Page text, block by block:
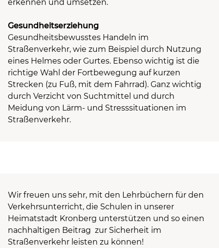
erkennen und umsetzen.
Gesundheitserziehung
Gesundheitsbewusstes Handeln im
Straßenverkehr, wie zum Beispiel durch Nutzung
eines Helmes oder Gurtes. Ebenso wichtig ist die
richtige Wahl der Fortbewegung auf kurzen
Strecken (zu Fuß, mit dem Fahrrad). Ganz wichtig
durch Verzicht von Suchtmittel und durch
Meidung von Lärm- und Stresssituationen im
Straßenverkehr.
Wir freuen uns sehr, mit den Lehrbüchern für den
Verkehrsunterricht, die Schulen in unserer
Heimatstadt Kronberg unterstützen und so einen
nachhaltigen Beitrag zur Sicherheit im
Straßenverkehr leisten zu können!